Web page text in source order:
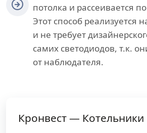
потолка и рассеивается
Этот способ реализуется
и не требует
самих светодиодов, т.к.
от наблюдателя.
Кронвест — Котельники